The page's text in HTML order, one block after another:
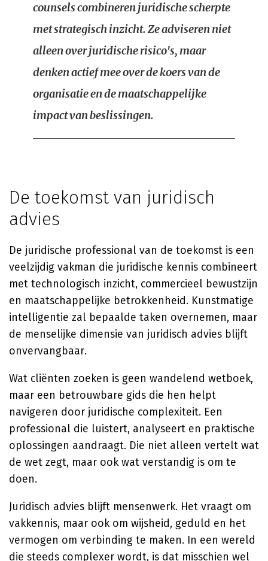
counsels combineren juridische scherpte
met strategisch inzicht. Ze adviseren niet
alleen over juridische risico's, maar
denken actief mee over de koers van de
organisatie en de maatschappelijke
impact van beslissingen.
De toekomst van juridisch
advies
De juridische professional van de toekomst is een
veelzijdig vakman die juridische kennis combineert
met technologisch inzicht, commercieel bewustzijn
en maatschappelijke betrokkenheid. Kunstmatige
intelligentie zal bepaalde taken overnemen, maar
de menselijke dimensie van juridisch advies blijft
onvervangbaar.
Wat cliënten zoeken is geen wandelend wetboek,
maar een betrouwbare gids die hen helpt
navigeren door juridische complexiteit. Een
professional die luistert, analyseert en praktische
oplossingen aandraagt. Die niet alleen vertelt wat
de wet zegt, maar ook wat verstandig is om te
doen.
Juridisch advies blijft mensenwerk. Het vraagt om
vakkennis, maar ook om wijsheid, geduld en het
vermogen om verbinding te maken. In een wereld
die steeds complexer wordt, is dat misschien wel